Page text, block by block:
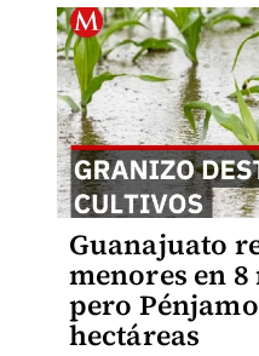
Guanajuato
menores en
pero
hectáreas